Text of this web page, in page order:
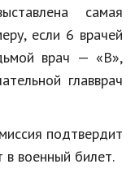
самая
если 6 врачей
врач — «В»,
главврач
подтвердит
в военный билет.